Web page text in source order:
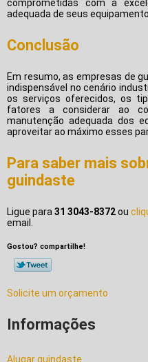
comprometidas com a
adequada de seus
Conclusão
Em resumo, as empresas de
indispensável no cenário
os serviços oferecidos, os
fatores a considerar ao
manutenção adequada dos
aproveitar ao máximo esses
Para saber mais
guindaste
Ligue para 31 3043-8372ou
email.
Gostou? compartilhe!
Solicite um orçamento
Informações
Alugar guindaste